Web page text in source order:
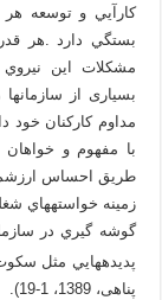
كارآيي و توسعه هر
بستگي دارد .هر
مشكلات اين
بسیاری از
مداوم كاركنان خود
با مفهوم و
طريق احساس
زمينه خواسته­هاي
گوشه گيري در
پديده­هايي مثل
پناهی، 1389، 1-19).